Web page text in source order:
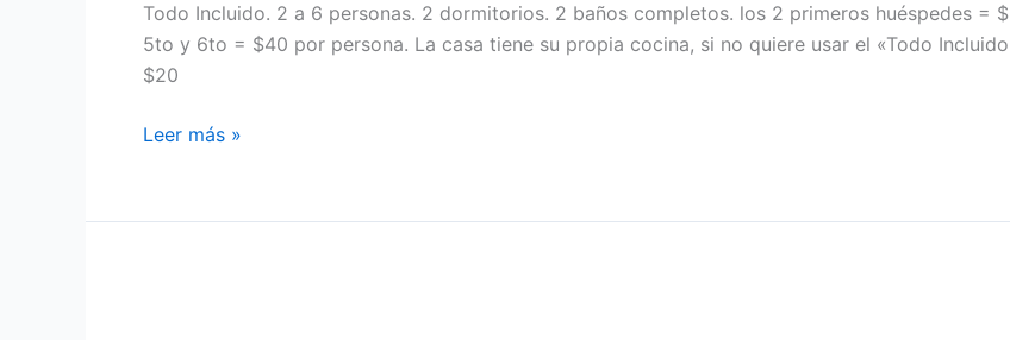
Todo Incluido. 2 a 6 personas. 2 dormitorios. 2 baños completos. los 2 primeros huéspedes
5to y 6to = $40 por persona. La casa tiene su propia cocina, si no quiere usar el «Todo
$20
Leer más »